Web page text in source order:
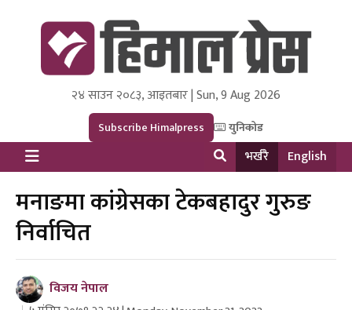
Himal Press
Dot NewsyNepal Media and Research Pvt Ltd.
२४ साउन २०८३, आइतबार | Sun, 9 Aug 2026
Subscribe Himalpress युनिकोड
भर्खरै English
मनाङमा कांग्रेसका टेकबहादुर गुरुङ
निर्वाचित
विजय नेपाल